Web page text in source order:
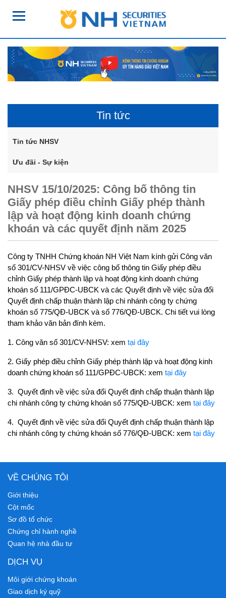
Tin tức
Tin tức NHSV
Ưu đãi - Sự kiện
NHSV 15/10/2025: Công bố thông tin
Giấy phép điều chỉnh Giấy phép thành
lập và hoạt động kinh doanh chứng
khoán và các quyết định năm 2025
Công ty TNHH Chứng khoán NH Việt Nam kính gửi Công văn
số 301/CV-NHSV về việc công bố thông tin Giấy phép điều
chỉnh Giấy phép thành lập và hoạt động kinh doanh chứng
khoán số 111/GPĐC-UBCK và các Quyết định về việc sửa đổi
Quyết định chấp thuận thành lập chi nhánh công ty chứng
khoán số 775/QĐ-UBCK và số 776/QĐ-UBCK. Chi tiết vui lòng
tham khảo văn bản đính kèm.
1. Công văn số 301/CV-NHSV: xem tại đây
2. Giấy phép điều chỉnh Giấy phép thành lập và hoạt động kinh
doanh chứng khoán số 111/GPĐC-UBCK: xem tại đây
3. Quyết định về việc sửa đổi Quyết định chấp thuận thành lập
chi nhánh công ty chứng khoán số 775/QĐ-UBCK: xem tại đây
4. Quyết định về việc sửa đổi Quyết định chấp thuận thành lập
chi nhánh công ty chứng khoán số 776/QĐ-UBCK: xem tại đây
VỀ CHÚNG TÔI
Giới thiệu
Cột mốc
Sơ đồ tổ chức
Chứng chỉ hành nghề
Quan hệ nhà đầu tư
DỊCH VỤ
Môi giới chứng khoán
Giao dịch ký quỹ